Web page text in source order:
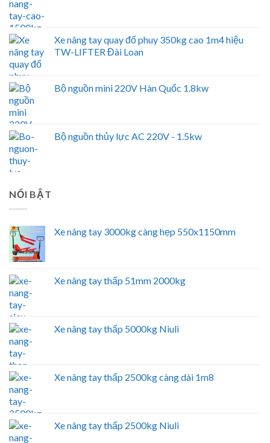
Xe nâng tay quay đổ phuy 350kg cao 1m4 hiệu
TW-LIFTER Đài Loan
Bộ nguồn mini 220V Hàn Quốc 1.8kw
Bộ nguồn thủy lực AC 220V - 1.5kw
NỔI BẬT
Xe nâng tay 3000kg càng hẹp 550x1150mm
Xe nâng tay thấp 51mm 2000kg
Xe nâng tay thấp 5000kg Niuli
Xe nâng tay thấp 2500kg càng dài 1m8
Xe nâng tay thấp 2500kg Niuli